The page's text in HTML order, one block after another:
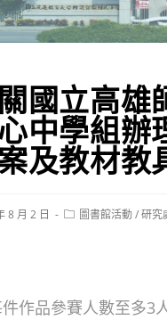
國立高雄
中學組
及教材教
8 月 2 日
Post圖書館活動/研究
作品參賽人數至多3